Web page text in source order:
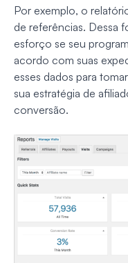
Por exemplo, o
de referências. Dessa
esforço se seu
acordo com suas
esses dados para
sua estratégia de
conversão.